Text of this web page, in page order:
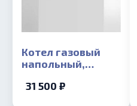
Котел газовый
напольный,
Лемакс CLASSIC-
31 500 ₽